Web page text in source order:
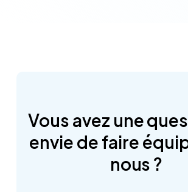
Vous avez une
envie de faire
nous ?